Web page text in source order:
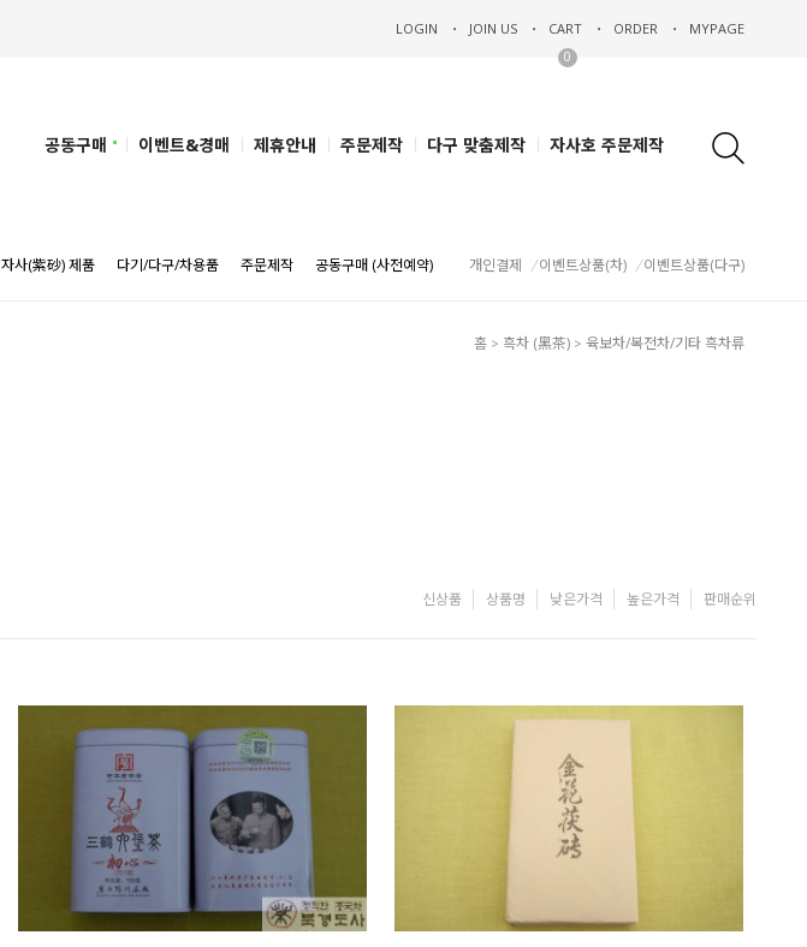
LOGIN JOIN US
CART
0
ORDER MYPAGE
공동구매 이벤트&경매 제휴안내 주문제작 다구 맞춤제작 자사호 주문제작
자사(紫砂) 제품 다기/다구/차용품 주문제작 공동구매 (사전예약) 개인결제 이벤트상품(차) 이벤트상품(다구)
홈 > 흑차 (黑茶) > 육보차/복전차/기타 흑차류
신상품 상품명 낮은가격 높은가격 판매순위